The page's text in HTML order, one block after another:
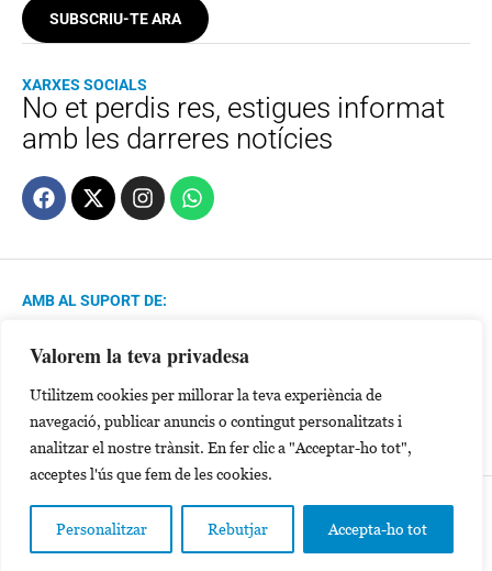
Valorem la teva privadesa
Utilitzem cookies per millorar la teva experiència de
navegació, publicar anuncis o contingut personalitzats i
analitzar el nostre trànsit. En fer clic a "Acceptar-ho tot",
acceptes l'ús que fem de les cookies.
Personalitzar Rebutjar Accepta-ho tot
SUBSCRIU-TE ARA
XARXES SOCIALS
No et perdis res, estigues informat
amb les darreres notícies
AMB AL SUPORT DE:
©2024 Copyright Sa Veu .Tots els drets reservats.
Política de Privacitat Avís Legal Cookies